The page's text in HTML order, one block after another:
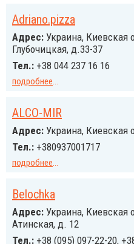
Adriano.pizza
Адрес: Украина, Киевская
Глубочицкая, д.33-37
Тел.: +38 044 237 16 16
подробнее...
ALСO-MIR
Адрес: Украина, Киевская
Тел.: +380937001717
подробнее...
Belochka
Адрес: Украина, Киевская
Атинская, д. 12
Тел.: +38 (095) 097-22-20,